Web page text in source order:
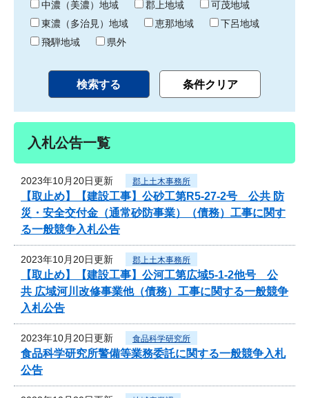
中濃（美濃）地域
郡上地域
可茂地域
東濃（多治見）地域
恵那地域
下呂地域
飛騨地域
県外
入札公告一覧
2023年10月20日更新 郡上土木事務所
【取止め】【建設工事】公砂工第R5-27-2号 公共 防
災・安全交付金（通常砂防事業）（債務）工事に関す
る一般競争入札公告
2023年10月20日更新 郡上土木事務所
【取止め】【建設工事】公河工第広域5-1-2他号 公
共 広域河川改修事業他（債務）工事に関する一般競争
入札公告
2023年10月20日更新 食品科学研究所
食品科学研究所警備等業務委託に関する一般競争入札
公告